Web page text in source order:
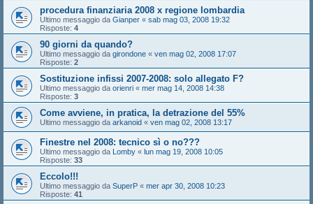
procedura finanziaria 2008 x regione lombardia
Ultimo messaggio da Gianper « sab mag 03, 2008 19:32
Risposte: 4
90 giorni da quando?
Ultimo messaggio da girondone « ven mag 02, 2008 17:07
Risposte: 2
Sostituzione infissi 2007-2008: solo allegato F?
Ultimo messaggio da orienri « mer mag 14, 2008 14:38
Risposte: 3
Come avviene, in pratica, la detrazione del 55%
Ultimo messaggio da arkanoid « ven mag 02, 2008 13:17
Finestre nel 2008: tecnico sì o no???
Ultimo messaggio da Lomby « lun mag 19, 2008 10:05
Risposte: 33
Eccolo!!!
Ultimo messaggio da SuperP « mer apr 30, 2008 10:23
Risposte: 41